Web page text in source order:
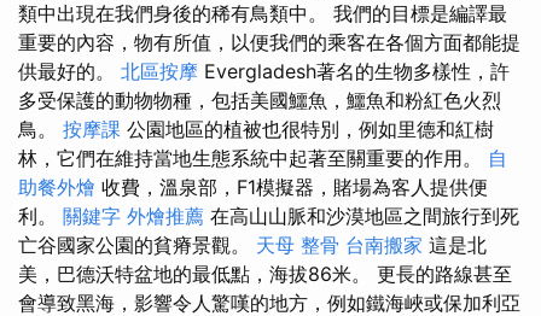
類中出現在我們身後的稀有鳥類中。 我們的目標是編譯最
重要的內容，物有所值，以便我們的乘客在各個方面都能提
供最好的。 北區按摩 Evergladesh著名的生物多樣性，許
多受保護的動物物種，包括美國鱷魚，鱷魚和粉紅色火烈
鳥。 按摩課 公園地區的植被也很特別，例如里德和紅樹
林，它們在維持當地生態系統中起著至關重要的作用。 自
助餐外燴 收費，溫泉部，F1模擬器，賭場為客人提供便
利。 關鍵字 外燴推薦 在高山山脈和沙漠地區之間旅行到死
亡谷國家公園的貧瘠景觀。 天母 整骨 台南搬家 這是北
美，巴德沃特盆地的最低點，海拔86米。 更長的路線甚至
會導致黑海，影響令人驚嘆的地方，例如鐵海峽或保加利亞